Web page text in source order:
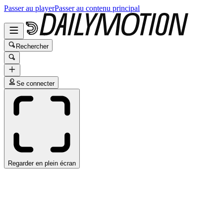
Passer au playerPasser au contenu principal
Rechercher
Se connecter
Regarder en plein écran